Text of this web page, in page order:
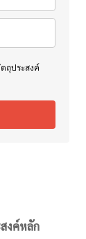
ถุประสงค์
งค์หลัก